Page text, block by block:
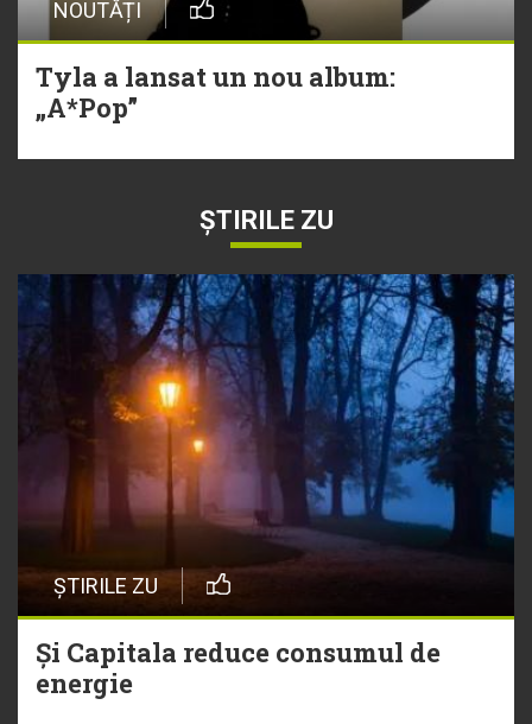
NOUTĂȚI
Tyla a lansat un nou album:
„A*Pop”
ȘTIRILE ZU
ȘTIRILE ZU
Și Capitala reduce consumul de
energie